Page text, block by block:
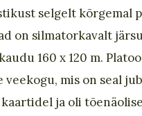
selgelt kõrgemal
on silmatorkavalt
160 x 120 m.
veekogu, mis on seal
ja oli